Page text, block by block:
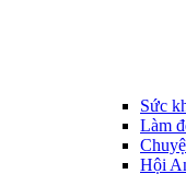
Sức
Làm
Hội